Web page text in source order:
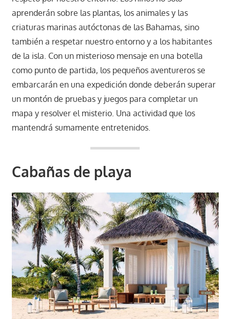
aprenderán sobre las plantas, los animales y las
criaturas marinas autóctonas de las Bahamas, sino
también a respetar nuestro entorno y a los habitantes
de la isla. Con un misterioso mensaje en una botella
como punto de partida, los pequeños aventureros se
embarcarán en una expedición donde deberán superar
un montón de pruebas y juegos para completar un
mapa y resolver el misterio. Una actividad que los
mantendrá sumamente entretenidos.
Cabañas de playa